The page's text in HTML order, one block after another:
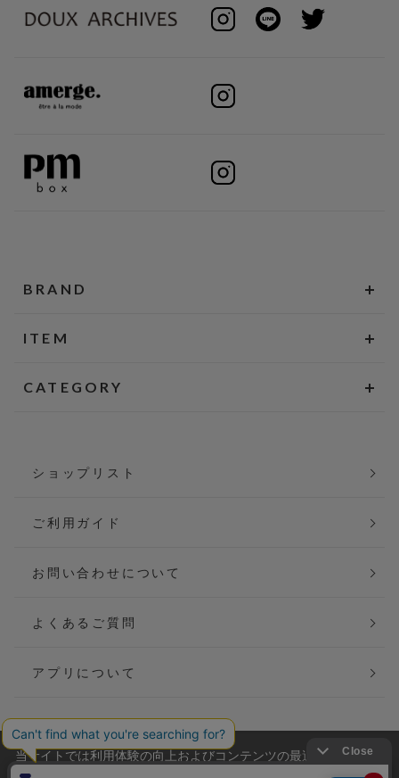
BRAND
ITEM
CATEGORY
ショップリスト
ご利用ガイド
お問い合わせについて
よくあるご質問
アプリについて
会社概要
当サイトでは利用体験の向上およびコンテンツの最適な提供、ト
ラフィックの分析を目的としてCookieを使用しています。